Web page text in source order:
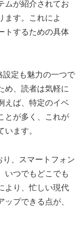
ムが紹介されてお
ます。これによ
トするための具体
設定も魅力の一つで
め、読者は気軽に
えば、特定のイベ
とが多く、これが
ます。
、スマートフォン
いつでもどこでも
より、忙しい現代
プできる点が、